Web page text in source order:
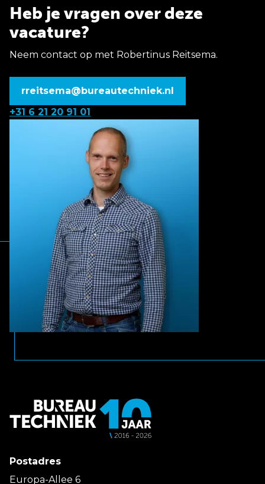
Heb je vragen over deze
vacature?
Neem contact op met Robertinus Reitsema.
rreitsema@bureautechniek.nl
+31 6 21 20 91 01
Postadres
Europa-Allee 6